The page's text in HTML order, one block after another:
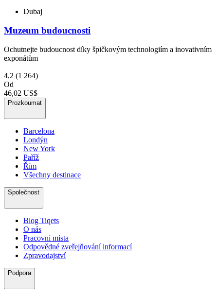
Dubaj
Muzeum budoucnosti
Ochutnejte budoucnost díky špičkovým technologiím a inovativním
exponátům
4,2 (1 264)
Od
46,02 US$
Prozkoumat
Barcelona
Londýn
New York
Paříž
Řím
Všechny destinace
Společnost
Blog Tiqets
O nás
Pracovní místa
Odpovědné zveřejňování informací
Zpravodajství
Podpora